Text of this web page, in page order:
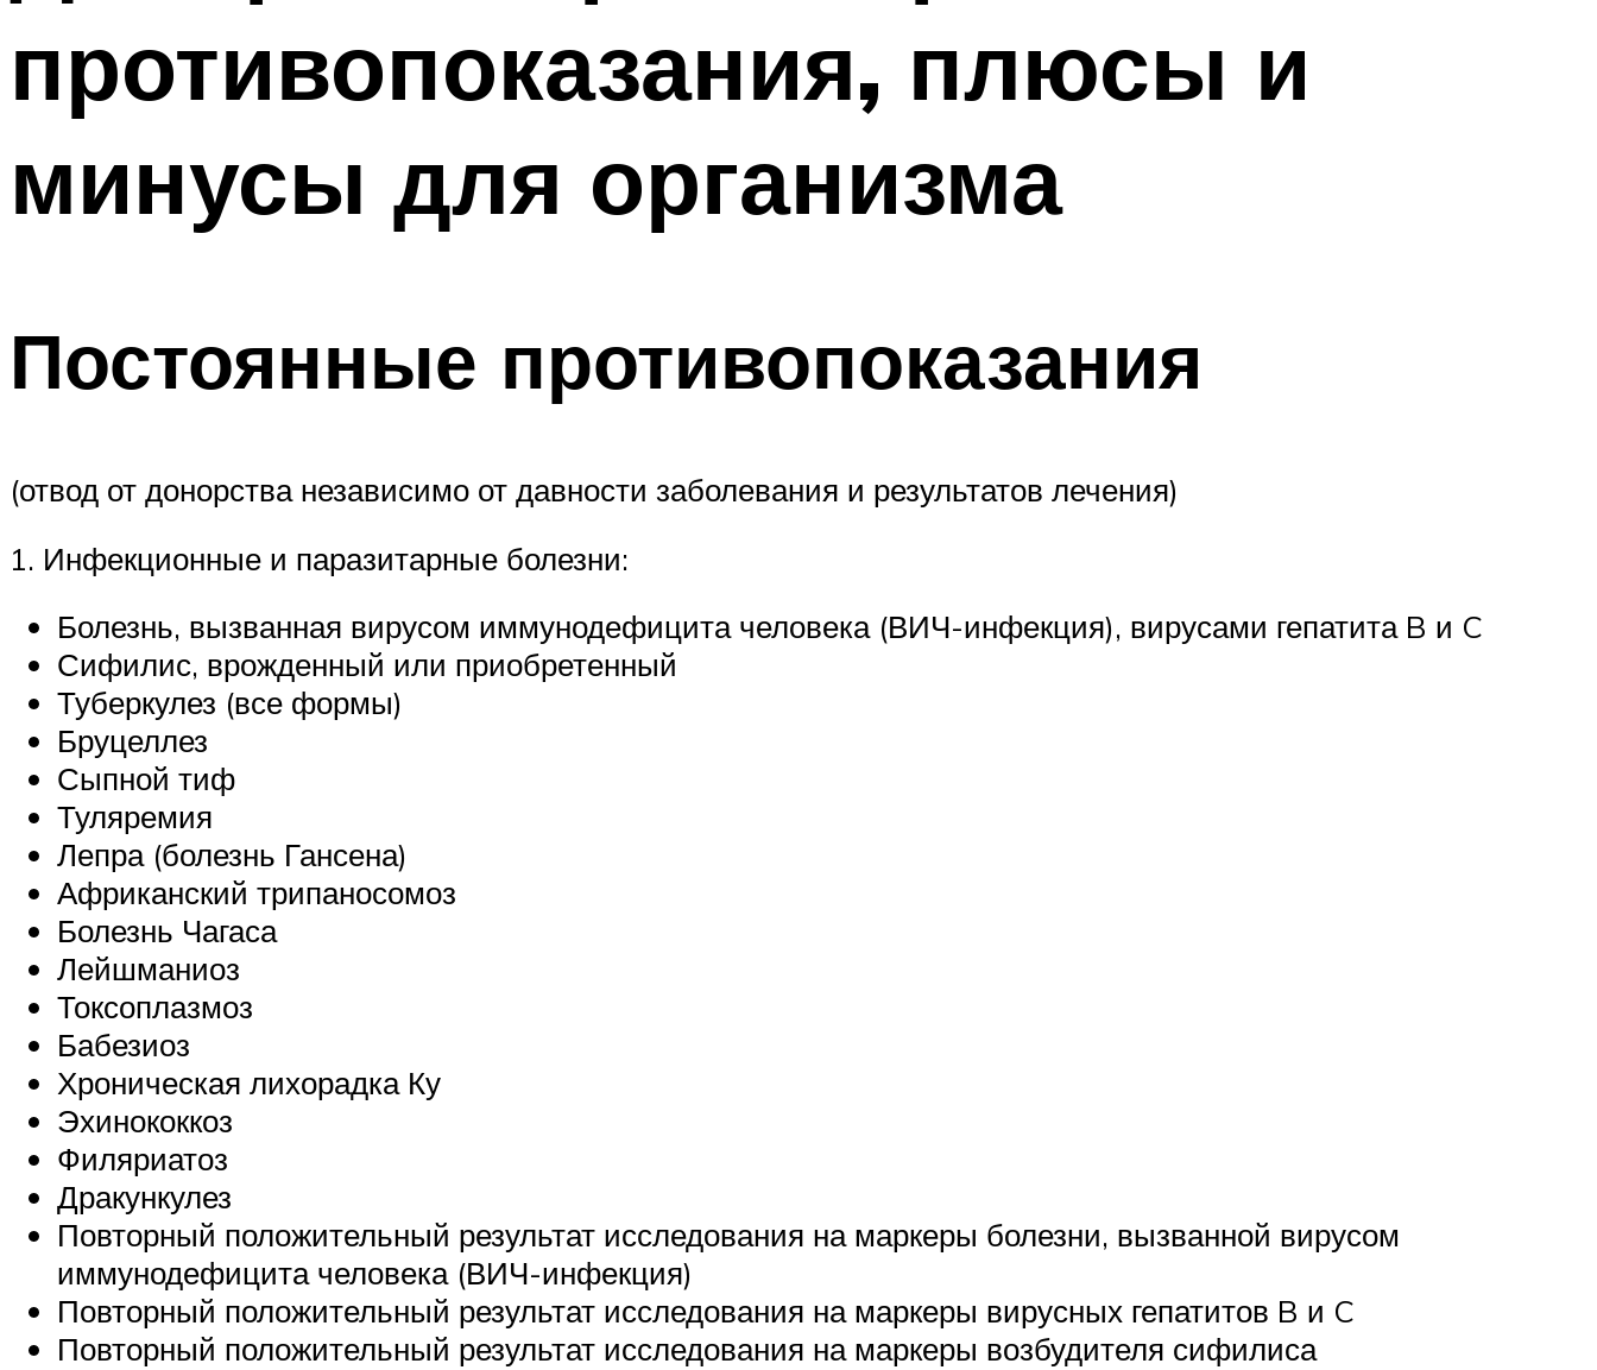
противопоказания, плюсы и
минусы для организма
Постоянные противопоказания
(отвод от донорства независимо от давности заболевания и результатов лечения)
1. Инфекционные и паразитарные болезни:
Болезнь, вызванная вирусом иммунодефицита человека (ВИЧ-инфекция), вирусами гепатита B и C
Сифилис, врожденный или приобретенный
Туберкулез (все формы)
Бруцеллез
Сыпной тиф
Туляремия
Лепра (болезнь Гансена)
Африканский трипаносомоз
Болезнь Чагаса
Лейшманиоз
Токсоплазмоз
Бабезиоз
Хроническая лихорадка Ку
Эхинококкоз
Филяриатоз
Дракункулез
Повторный положительный результат исследования на маркеры болезни, вызванной вирусом
иммунодефицита человека (ВИЧ-инфекция)
Повторный положительный результат исследования на маркеры вирусных гепатитов B и C
Повторный положительный результат исследования на маркеры возбудителя сифилиса